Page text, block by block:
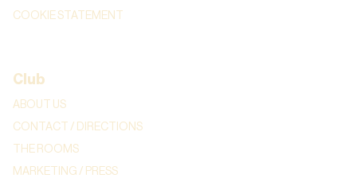
COOKIE STATEMENT
Club
ABOUT US
CONTACT / DIRECTIONS
THE ROOMS
MARKETING / PRESS